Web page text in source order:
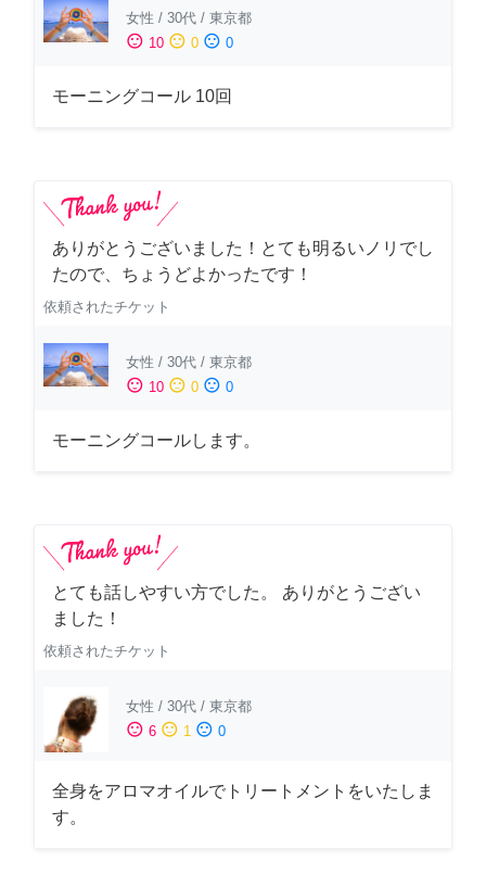
女性 / 30代 / 東京都
sentiment_satisfied 10 sentiment_neutral 0 sentiment_dissatisfied 0
モーニングコール 10回
ありがとうございました！とても明るいノリでし
たので、ちょうどよかったです！
依頼されたチケット
女性 / 30代 / 東京都
sentiment_satisfied 10 sentiment_neutral 0 sentiment_dissatisfied 0
モーニングコールします。
とても話しやすい方でした。 ありがとうござい
ました！
依頼されたチケット
女性 / 30代 / 東京都
sentiment_satisfied 6 sentiment_neutral 1 sentiment_dissatisfied 0
全身をアロマオイルでトリートメントをいたしま
す。